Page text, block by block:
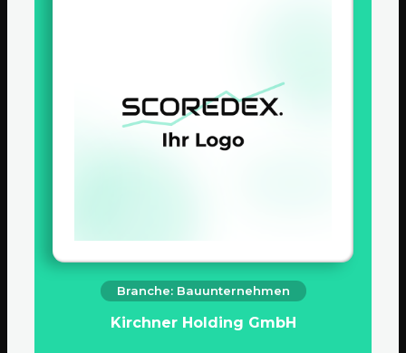
Branche: Bauunternehmen
Kirchner Holding GmbH